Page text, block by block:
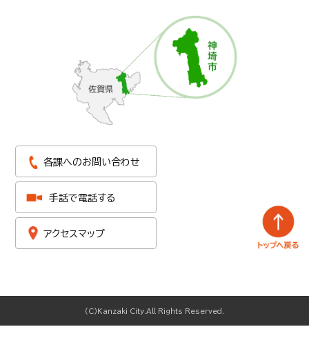
各課へのお問い合わせ
手話で電話する
アクセスマップ
(C)Kanzaki City.All Rights Reserved.